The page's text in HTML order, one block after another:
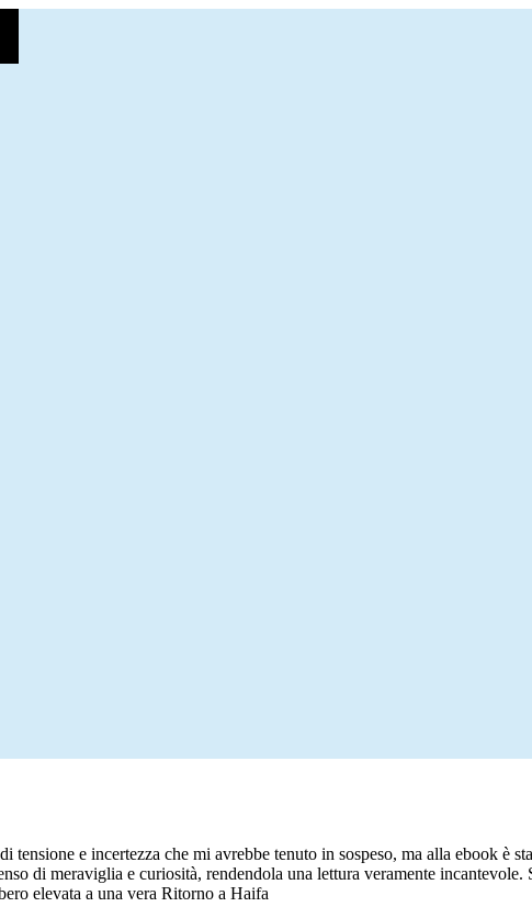
tensione e incertezza che mi avrebbe tenuto in sospeso, ma alla ebook è
di meraviglia e curiosità, rendendola una lettura veramente
elevata a una vera Ritorno a Haifa